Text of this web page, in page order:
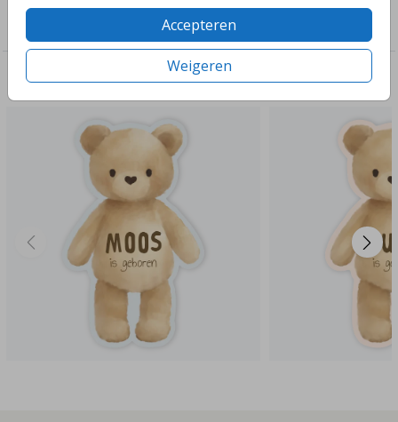
Accepteren
Weigeren
Deze ontwerpen vind je misschien ook leuk